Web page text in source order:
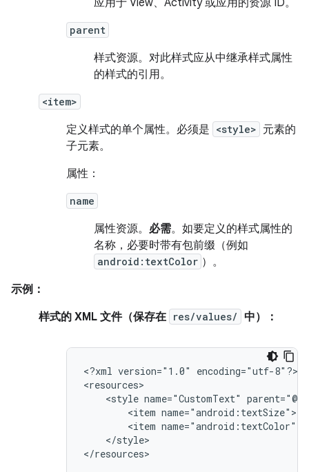
应用于 View、Activity 或应用的资源 ID。
parent
样式资源。 对此样式应从中继承样式属性
的样式的引用。
<item>
定义样式的单个属性。必须是 <style> 元素的
子元素。
属性：
name
属性资源。 必需。如要定义的样式属性的
名称，必要时带有包前缀（例如
android:textColor ）。
示例：
样式的 XML 文件（保存在 res/values/ 中）：
<?xml version="1.0"
encoding="utf-8"?>
<style name="CustomText"
<item
<item
</style>
</resources>